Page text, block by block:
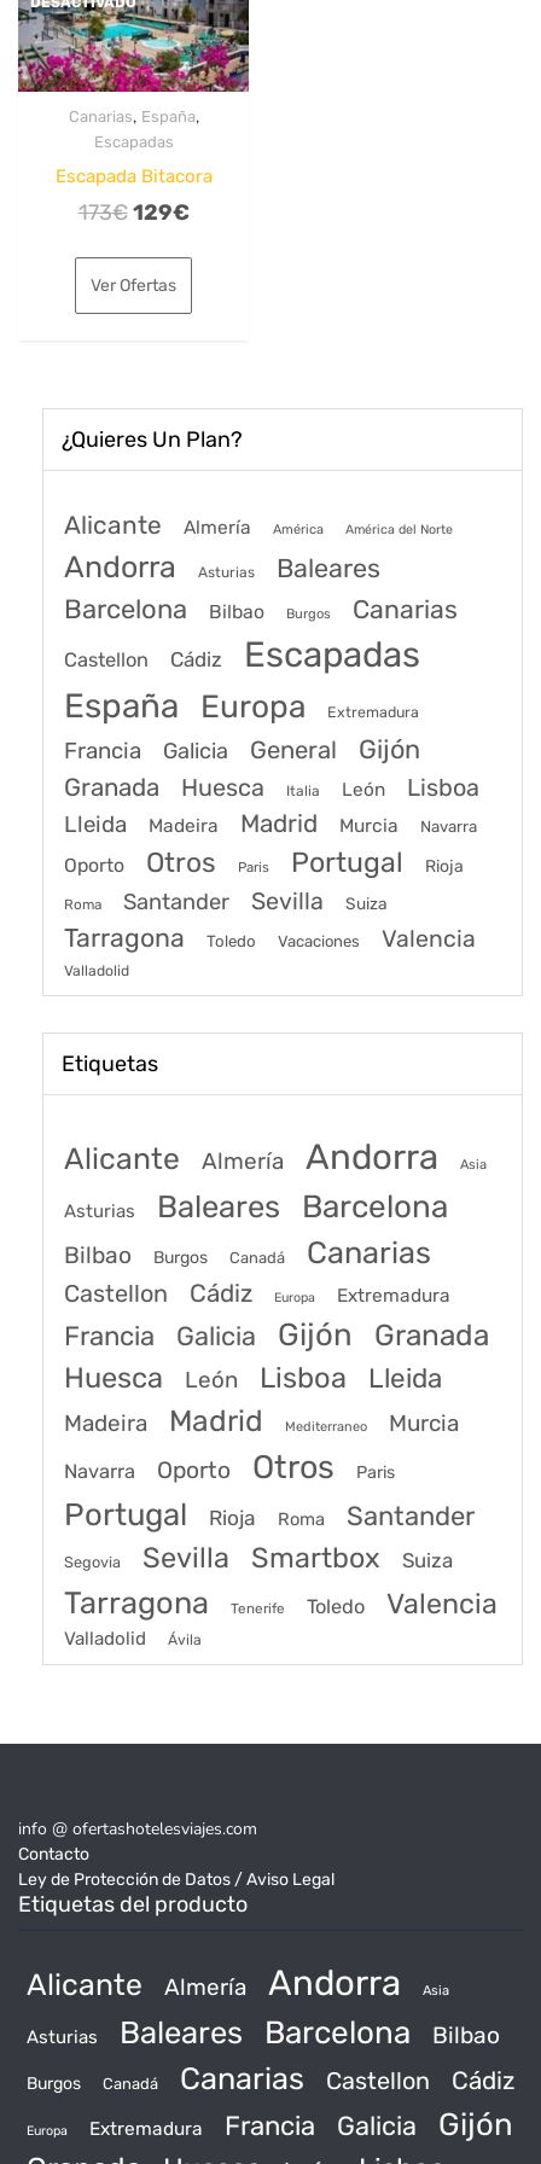
Canarias, España,
Escapadas
Escapada Bitacora
173€ El
original
era:
129€El
es:
Ver Ofertas
¿Quieres Un Plan?
Alicante Almería América América del Norte
Andorra Asturias Baleares
Barcelona Bilbao Burgos Canarias
Castellon Cádiz Escapadas
España Europa Extremadura
Francia Galicia General Gijón
Granada Huesca Italia León Lisboa
Lleida Madeira Madrid Murcia Navarra
Oporto Otros Paris Portugal Rioja
Roma Santander Sevilla Suiza
Tarragona Toledo Vacaciones Valencia
Valladolid
Etiquetas
Alicante Almería Andorra Asia
Asturias Baleares Barcelona
Bilbao Burgos Canadá Canarias
Castellon Cádiz Europa Extremadura
Francia Galicia Gijón Granada
Huesca León Lisboa Lleida
Madeira Madrid Mediterraneo Murcia
Navarra Oporto Otros Paris
Portugal Rioja Roma Santander
Segovia Sevilla Smartbox Suiza
Tarragona Tenerife Toledo Valencia
Valladolid Ávila
info @ ofertashotelesviajes.com
Contacto
Ley de Protección de Datos / Aviso Legal
Etiquetas del producto
Alicante Almería Andorra Asia
Asturias Baleares Barcelona Bilbao
Burgos Canadá Canarias Castellon Cádiz
Europa Extremadura Francia Galicia Gijón